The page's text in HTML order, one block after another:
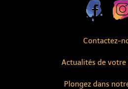
Contactez-
Actualités de
Plongez dans